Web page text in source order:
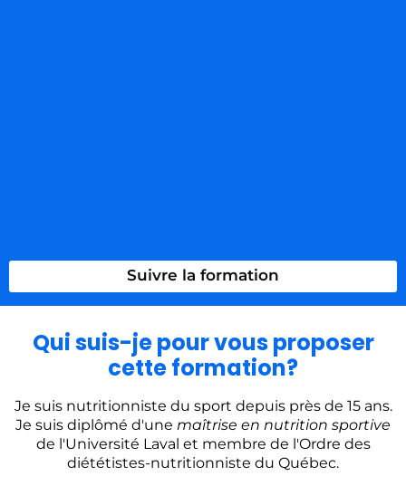
Suivre la formation
Qui suis-je pour vous proposer
cette formation?
Je suis nutritionniste du sport depuis près de 15 ans.
Je suis diplômé d'une maîtrise en nutrition sportive
de l'Université Laval et membre de l'Ordre des
diététistes-nutritionniste du Québec.